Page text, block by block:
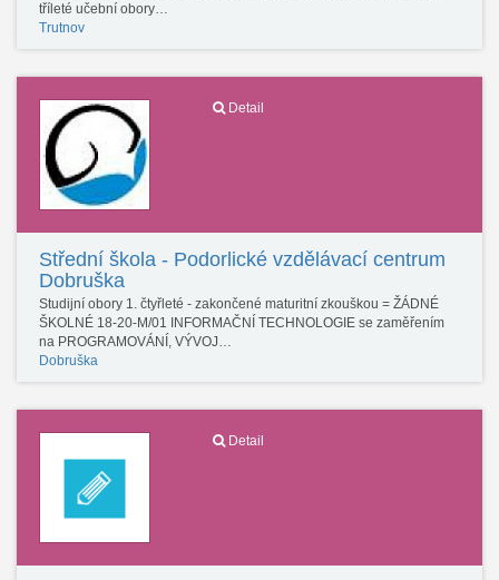
tříleté učební obory…
Trutnov
Detail
Střední škola - Podorlické vzdělávací centrum
Dobruška
Studijní obory 1. čtyřleté - zakončené maturitní zkouškou = ŽÁDNÉ
ŠKOLNÉ 18-20-M/01 INFORMAČNÍ TECHNOLOGIE se zaměřením
na PROGRAMOVÁNÍ, VÝVOJ…
Dobruška
Detail